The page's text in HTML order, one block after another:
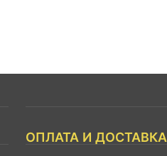
ОПЛАТА И ДОСТАВКА